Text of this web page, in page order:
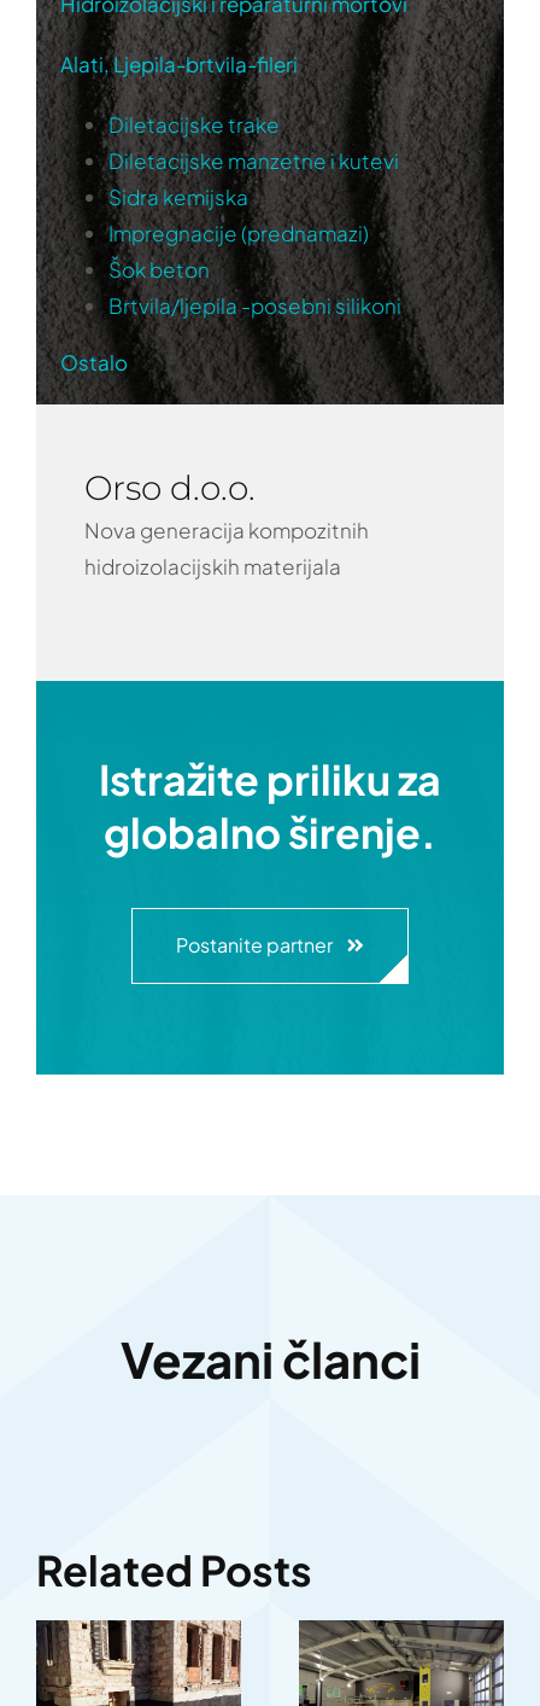
Alati, Ljepila-brtvila-fileri
Diletacijske trake
Diletacijske manzetne i kutevi
Sidra kemijska
Impregnacije (prednamazi)
Šok beton
Brtvila/ljepila -posebni silikoni
Ostalo
Orso d.o.o.
Nova generacija kompozitnih
hidroizolacijskih materijala
Istražite priliku za
globalno širenje.
Postanite partner
Vezani članci
Related Posts